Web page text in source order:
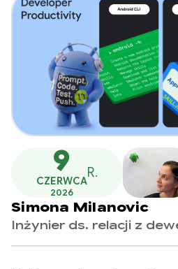
9
CZERWCA
2026
R.
Simona Milanovic
Inżynier ds. relacji z